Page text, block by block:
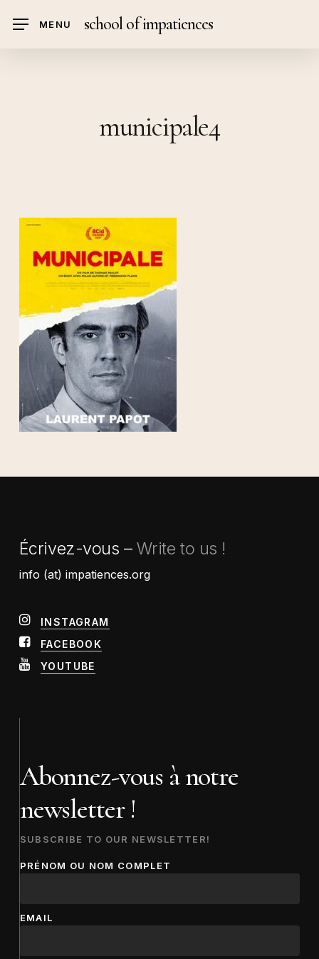
MENU school of impatiences
municipale4
Écrivez-vous – Write to us !
info (at) impatiences.org
INSTAGRAM
FACEBOOK
YOUTUBE
Abonnez-vous à notre
newsletter !
SUBSCRIBE TO OUR NEWSLETTER!
PRÉNOM OU NOM COMPLET
EMAIL